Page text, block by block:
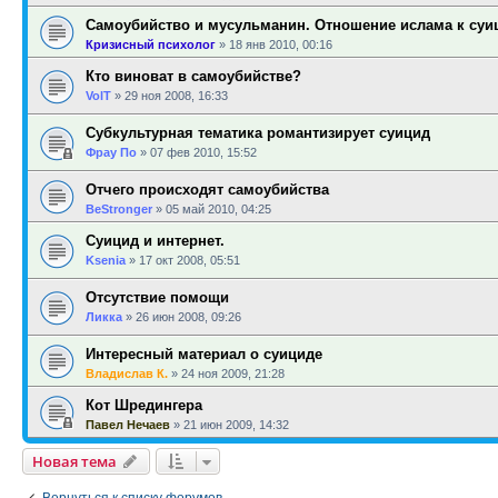
Самоубийство и мусульманин. Отношение ислама к
Кризисный психолог » 18 янв 2010, 00:16
Кто виноват в самоубийстве?
VolT » 29 ноя 2008, 16:33
Субкультурная тематика романтизирует суицид
Фрау По » 07 фев 2010, 15:52
Отчего происходят самоубийства
BeStronger » 05 май 2010, 04:25
Суицид и интернет.
Ksenia » 17 окт 2008, 05:51
Отсутствие помощи
Ликка » 26 июн 2008, 09:26
Интересный материал о суициде
Владислав К. » 24 ноя 2009, 21:28
Кот Шредингера
Павел Нечаев » 21 июн 2009, 14:32
Новая тема